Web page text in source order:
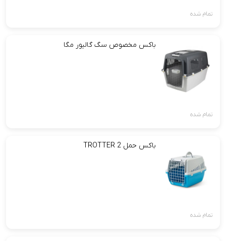
تمام شده
باکس مخصوص سگ گالیور مگا
تمام شده
باکس حمل TROTTER 2
تمام شده